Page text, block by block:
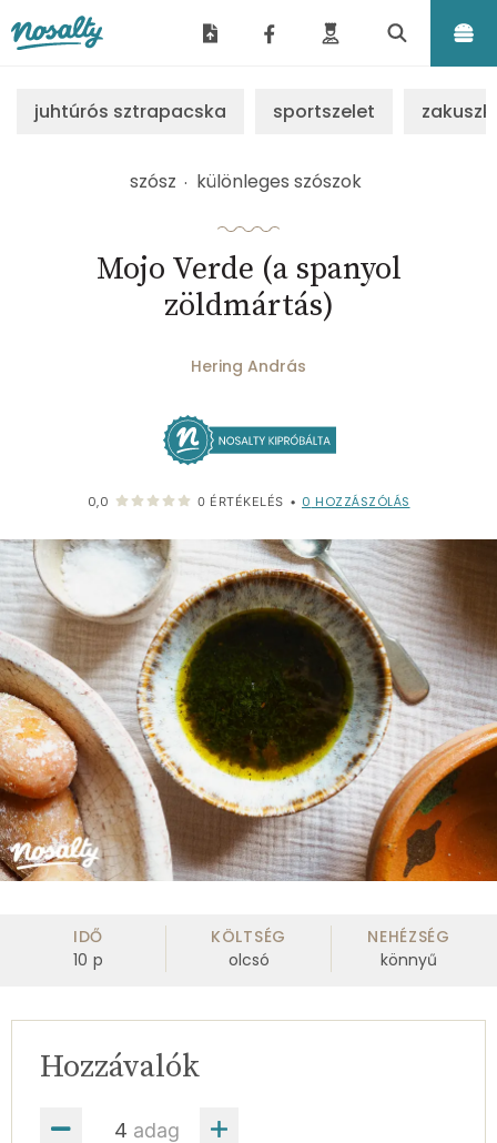
juhtúrós sztrapacska sportszelet
szósz különleges szószok
Mojo Verde (a spanyol
zöldmártás)
Hering András
0,0 0 ÉRTÉKELÉS • 0 HOZZÁSZÓLÁS
IDŐ
10 p
KÖLTSÉG
olcsó
NEHÉZSÉG
könnyű
adag
Hozzávalók